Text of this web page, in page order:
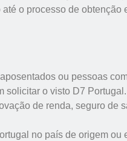
o processo de obtenção
ou pessoas
solicitar o visto D7 Portugal.
de renda, seguro de
no país de origem ou